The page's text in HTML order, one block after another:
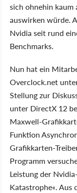
sich ohnehin kaum
auswirken würde.
Nvidia seit rund
Benchmarks.
Nun hat ein
Overclock.net
Stellung zur
unter DirectX 12
Maxwell-
Funktion
Grafikkarten-
Programm
Leistung der
Katastrophe«. Aus